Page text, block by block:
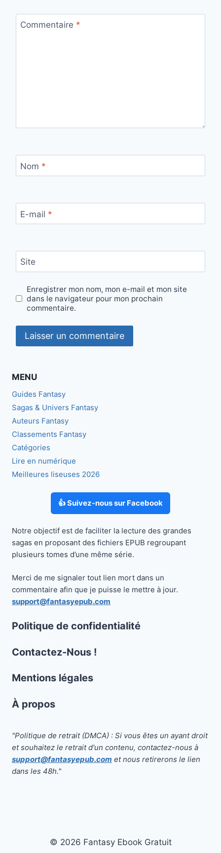
Commentaire *
Nom *
E-mail *
Site
Enregistrer mon nom, mon e-mail et mon site
dans le navigateur pour mon prochain
commentaire.
MENU
Guides Fantasy
Sagas & Univers Fantasy
Auteurs Fantasy
Classements Fantasy
Catégories
Lire en numérique
Meilleures liseuses 2026
👍 Suivez-nous sur Facebook
Notre objectif est de faciliter la lecture des grandes
sagas en proposant des fichiers EPUB regroupant
plusieurs tomes d’une même série.
Merci de me signaler tout lien mort dans un
commentaire afin que je puisse le mettre à jour.
support@fantasyepub.com
Politique de confidentialité
Contactez-Nous !
Mentions légales
À propos
"Politique de retrait (DMCA) : Si vous êtes un ayant droit
et souhaitez le retrait d'un contenu, contactez-nous à
support@fantasyepub.com et nous retirerons le lien
dans les 48h."
© 2026 Fantasy Ebook Gratuit